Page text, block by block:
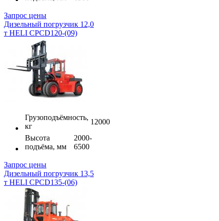
Запрос цены
Дизельный погрузчик 12,0
т HELI CPCD120-(09)
Грузоподъёмность,
кг
12000
Высота
подъёма, мм
2000-
6500
Запрос цены
Дизельный погрузчик 13,5
т HELI CPCD135-(06)